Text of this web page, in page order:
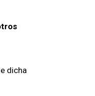
dicha